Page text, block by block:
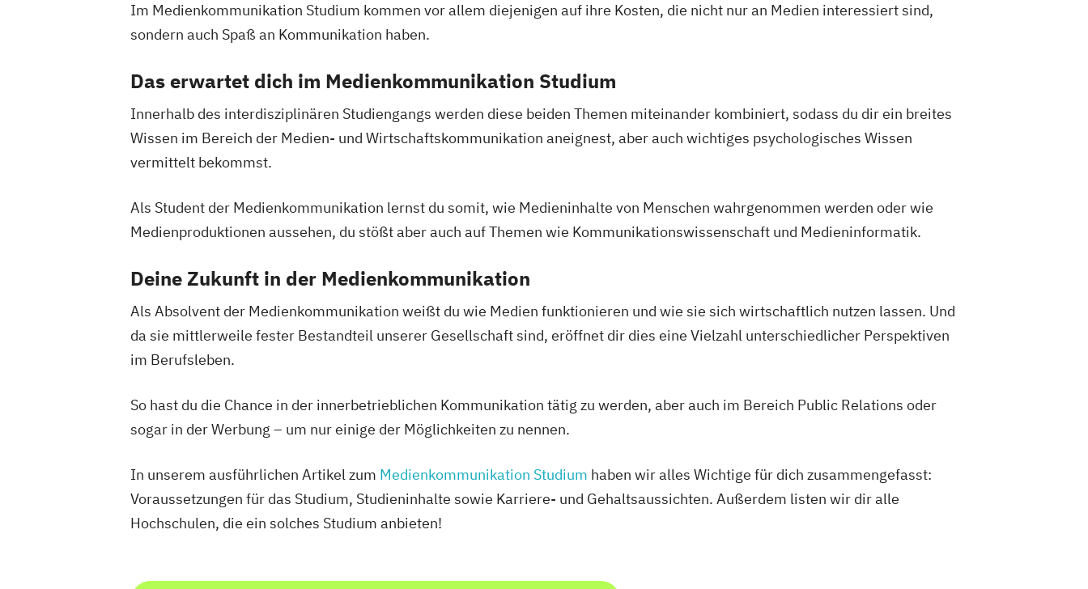
Im Medienkommunikation Studium kommen vor allem diejenigen auf ihre Kosten, die nicht nur an Medien interessiert sind,
sondern auch Spaß an Kommunikation haben.
Das erwartet dich im Medienkommunikation Studium
Innerhalb des interdisziplinären Studiengangs werden diese beiden Themen miteinander kombiniert, sodass du dir ein breites
Wissen im Bereich der Medien- und Wirtschaftskommunikation aneignest, aber auch wichtiges psychologisches Wissen
vermittelt bekommst.
Als Student der Medienkommunikation lernst du somit, wie Medieninhalte von Menschen wahrgenommen werden oder wie
Medienproduktionen aussehen, du stößt aber auch auf Themen wie Kommunikationswissenschaft und Medieninformatik.
Deine Zukunft in der Medienkommunikation
Als Absolvent der Medienkommunikation weißt du wie Medien funktionieren und wie sie sich wirtschaftlich nutzen lassen. Und
da sie mittlerweile fester Bestandteil unserer Gesellschaft sind, eröffnet dir dies eine Vielzahl unterschiedlicher Perspektiven
im Berufsleben.
So hast du die Chance in der innerbetrieblichen Kommunikation tätig zu werden, aber auch im Bereich Public Relations oder
sogar in der Werbung – um nur einige der Möglichkeiten zu nennen.
In unserem ausführlichen Artikel zum Medienkommunikation Studium haben wir alles Wichtige für dich zusammengefasst:
Voraussetzungen für das Studium, Studieninhalte sowie Karriere- und Gehaltsaussichten. Außerdem listen wir dir alle
Hochschulen, die ein solches Studium anbieten!